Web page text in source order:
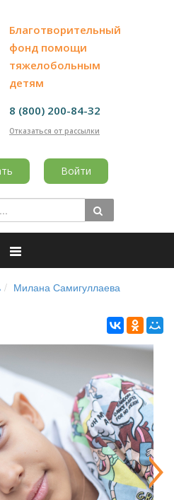
Благотворительный
фонд помощи
тяжелобольным
детям
8 (800) 200-84-32
Отказаться от рассылки
Войти
Милана Самигуллаева